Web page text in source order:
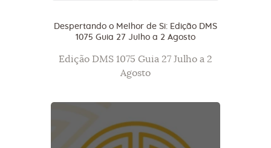
Despertando o Melhor de Si: Edição DMS
1075 Guia 27 Julho a 2 Agosto
Edição DMS 1075 Guia 27 Julho a 2
Agosto